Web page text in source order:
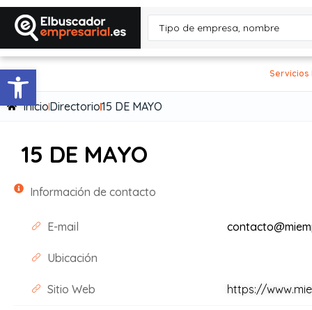
Abrir barra de herramientas Servicios
InicioDirectorio15 DE MAYO
15 DE MAYO
Información de contacto
E-mail
Ubicación
Sitio Web https://